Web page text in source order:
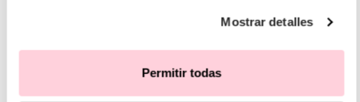
Mostrar detalles
Permitir todas